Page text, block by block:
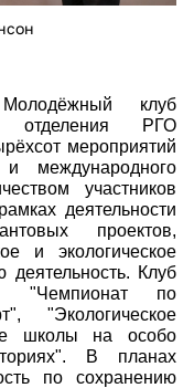
клуб
отделения РГО
мероприятий
и международного
участников
деятельности
проектов,
и экологическое
Клуб
"Чемпионат по
"Экологическое
школы на особо
В планах
по сохранению